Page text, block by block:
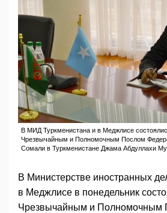
В МИД Туркменистана и в Меджлисе
Чрезвычайным и Полномочным Послом
Сомали в Туркменистане Джама Абдуллахи
В Министерстве иностранных
в Меджлисе в понедельник
Чрезвычайным и Полномочным